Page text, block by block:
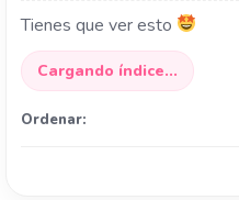
Tienes que ver esto
Cargando índice...
Ordenar: